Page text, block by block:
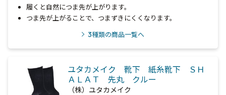
履くと自然につま先が上がります。
つま先が上がることで、つまずきにくくなります。
3種類の商品一覧へ
ユタカメイク 靴下 紙糸靴下 ＳＨ
ＡＬＡＴ 先丸 クルー
（株）ユタカメイク